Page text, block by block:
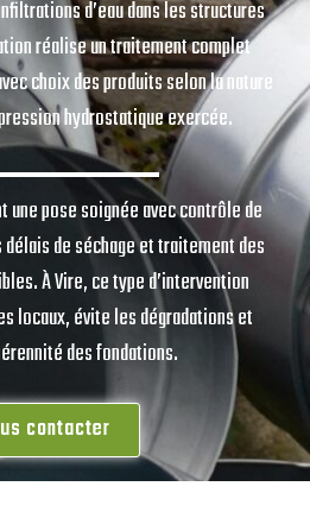
d’eau dans les structures
réalise un traitement complet
choix des produits selon la nature
hydrostatique exercée.
une pose soignée avec contrôle de
de séchage et traitement des
À Vire, ce type d’intervention
locaux, évite les dégradations et
des fondations.
contacter